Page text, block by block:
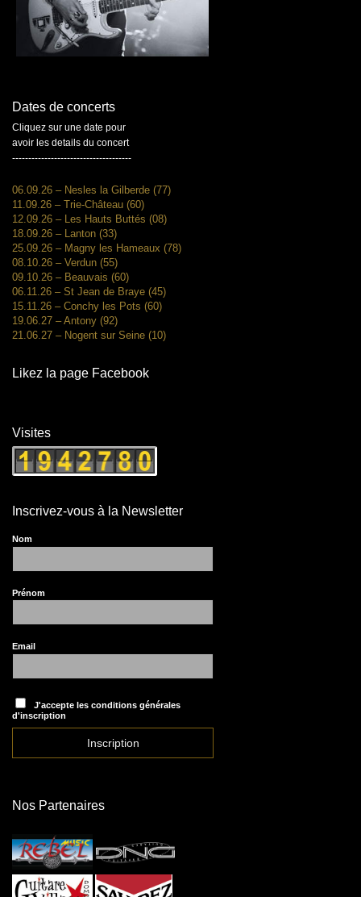
Dates de concerts
Cliquez sur une date pour
avoir les details du concert
-------------------------------------
06.09.26 – Nesles la Gilberde (77)
11.09.26 – Trie-Château (60)
12.09.26 – Les Hauts Buttés (08)
18.09.26 – Lanton (33)
25.09.26 – Magny les Hameaux (78)
08.10.26 – Verdun (55)
09.10.26 – Beauvais (60)
06.11.26 – St Jean de Braye (45)
15.11.26 – Conchy les Pots (60)
19.06.27 – Antony (92)
21.06.27 – Nogent sur Seine (10)
Likez la page Facebook
Visites
Inscrivez-vous à la Newsletter
Nom
Prénom
Email
J'accepte les conditions générales
d'inscription
Nos Partenaires